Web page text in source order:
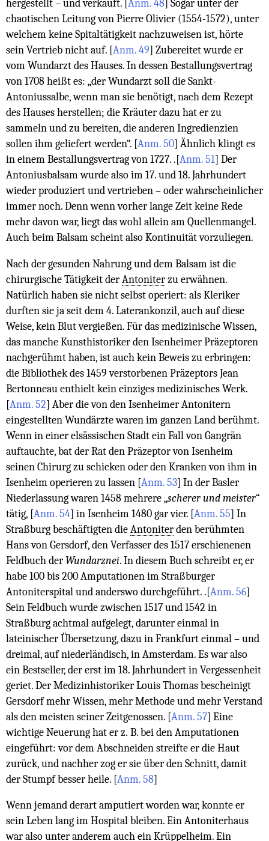
hergestellt – und verkauft. [Anm. 48] Sogar unter der
chaotischen Leitung von Pierre Olivier (1554-1572), unter
welchem keine Spitaltätigkeit nachzuweisen ist, hörte
sein Vertrieb nicht auf. [Anm. 49] Zubereitet wurde er
vom Wundarzt des Hauses. In dessen Bestallungsvertrag
von 1708 heißt es: „der Wundarzt soll die Sankt-
Antoniussalbe, wenn man sie benötigt, nach dem Rezept
des Hauses herstellen; die Kräuter dazu hat er zu
sammeln und zu bereiten, die anderen Ingredienzien
sollen ihm geliefert werden“. [Anm. 50] Ähnlich klingt es
in einem Bestallungsvertrag von 1727. . [Anm. 51] Der
Antoniusbalsam wurde also im 17. und 18. Jahrhundert
wieder produziert und vertrieben – oder wahrscheinlicher
immer noch. Denn wenn vorher lange Zeit keine Rede
mehr davon war, liegt das wohl allein am Quellenmangel.
Auch beim Balsam scheint also Kontinuität vorzuliegen.
Nach der gesunden Nahrung und dem Balsam ist die
chirurgische Tätigkeit der Antoniter zu erwähnen.
Natürlich haben sie nicht selbst operiert: als Kleriker
durften sie ja seit dem 4. Laterankonzil, auch auf diese
Weise, kein Blut vergießen. Für das medizinische Wissen,
das manche Kunsthistoriker den Isenheimer Präzeptoren
nachgerühmt haben, ist auch kein Beweis zu erbringen:
die Bibliothek des 1459 verstorbenen Präzeptors Jean
Bertonneau enthielt kein einziges medizinisches Werk.
[Anm. 52] Aber die von den Isenheimer Antonitern
eingestellten Wundärzte waren im ganzen Land berühmt.
Wenn in einer elsässischen Stadt ein Fall von Gangrän
auftauchte, bat der Rat den Präzeptor von Isenheim
seinen Chirurg zu schicken oder den Kranken von ihm in
Isenheim operieren zu lassen [Anm. 53] In der Basler
Niederlassung waren 1458 mehrere „scherer und meister“
tätig, [Anm. 54] in Isenheim 1480 gar vier. [Anm. 55] In
Straßburg beschäftigten die Antoniter den berühmten
Hans von Gersdorf, den Verfasser des 1517 erschienenen
Feldbuch der Wundarznei. In diesem Buch schreibt er, er
habe 100 bis 200 Amputationen im Straßburger
Antoniterspital und anderswo durchgeführt. .[Anm. 56]
Sein Feldbuch wurde zwischen 1517 und 1542 in
Straßburg achtmal aufgelegt, darunter einmal in
lateinischer Übersetzung, dazu in Frankfurt einmal – und
dreimal, auf niederländisch, in Amsterdam. Es war also
ein Bestseller, der erst im 18. Jahrhundert in Vergessenheit
geriet. Der Medizinhistoriker Louis Thomas bescheinigt
Gersdorf mehr Wissen, mehr Methode und mehr Verstand
als den meisten seiner Zeitgenossen. [Anm. 57] Eine
wichtige Neuerung hat er z. B. bei den Amputationen
eingeführt: vor dem Abschneiden streifte er die Haut
zurück, und nachher zog er sie über den Schnitt, damit
der Stumpf besser heile. [Anm. 58]
Wenn jemand derart amputiert worden war, konnte er
sein Leben lang im Hospital bleiben. Ein Antoniterhaus
war also unter anderem auch ein Krüppelheim. Ein